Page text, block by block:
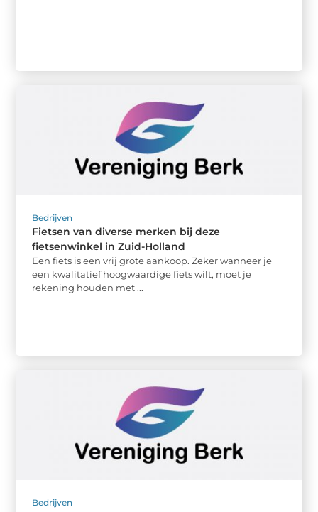
Bedrijven
Fietsen van diverse merken bij deze
fietsenwinkel in Zuid-Holland
Een fiets is een vrij grote aankoop. Zeker wanneer je
een kwalitatief hoogwaardige fiets wilt, moet je
rekening houden met ...
Bedrijven